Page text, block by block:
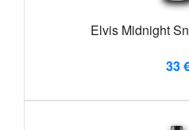
Elvis Midnight
33